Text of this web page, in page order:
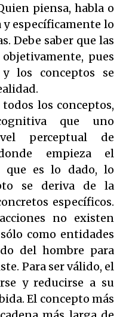
piensa, habla o
y específicamente lo
Debe saber que las
pues
los conceptos se
los conceptos,
que uno
perceptual de
empieza el
que es lo dado, lo
se deriva de la
específicos.
no existen
como entidades
del hombre para
Para ser válido, el
y reducirse a su
El concepto más